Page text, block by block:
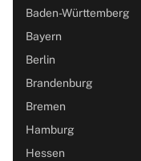
Baden-Württemberg
Bayern
Berlin
Brandenburg
Bremen
Hamburg
Hessen